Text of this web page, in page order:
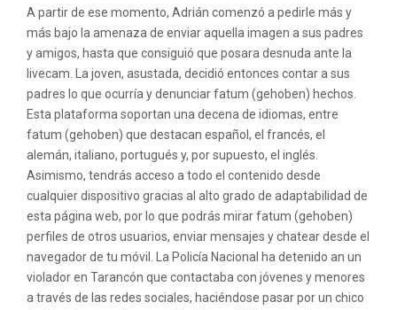
A partir de ese momento, Adrián comenzó a pedirle más y
más bajo la amenaza de enviar aquella imagen a sus padres
y amigos, hasta que consiguió que posara desnuda ante la
livecam. La joven, asustada, decidió entonces contar a sus
padres lo que ocurría y denunciar fatum (gehoben) hechos.
Esta plataforma soportan una decena de idiomas, entre
fatum (gehoben) que destacan español, el francés, el
alemán, italiano, portugués y, por supuesto, el inglés.
Asimismo, tendrás acceso a todo el contenido desde
cualquier dispositivo gracias al alto grado de adaptabilidad de
esta página web, por lo que podrás mirar fatum (gehoben)
perfiles de otros usuarios, enviar mensajes y chatear desde el
navegador de tu móvil. La Policía Nacional ha detenido an un
violador en Tarancón que contactaba con jóvenes y menores
a través de las redes sociales, haciéndose pasar por un chico